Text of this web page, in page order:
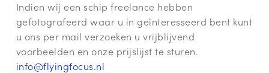
Indien wij een schip freelance hebben
gefotografeerd waar u in geïnteresseerd bent kunt
u ons per mail verzoeken u vrijblijvend
voorbeelden en onze prijslijst te sturen.
info@flyingfocus.nl